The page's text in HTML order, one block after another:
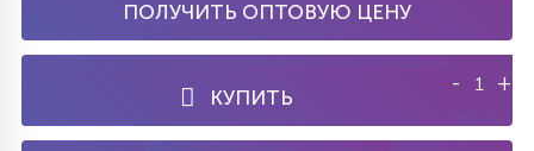
ПОЛУЧИТЬ ОПТОВУЮ ЦЕНУ
КУПИТЬ
- +